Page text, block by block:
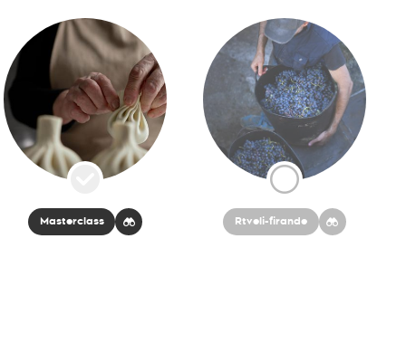
Masterclass Rtveli-firande